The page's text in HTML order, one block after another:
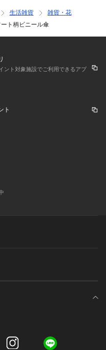
生活雑貨
雑貨・花
ート柄ビニール傘
ント対象施設でご利用できるアプ
ト